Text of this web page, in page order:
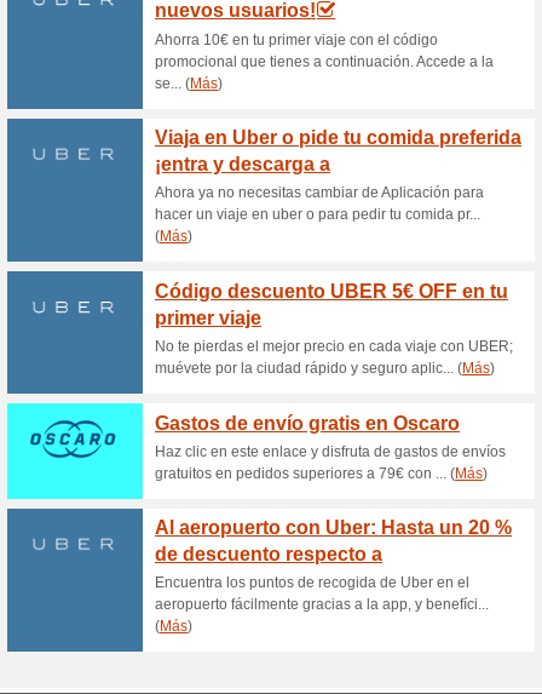
100% ha funcionado
Ofertas
Echa un vistazo a los
Electrodomésticos para el
Compra secadores de pelo,
bajo. ¡Haz clic!
15 % de descuento
Eroski C
60% ha funcionado Ofertas
En este apartado de la web
miembros del Eroski Club.